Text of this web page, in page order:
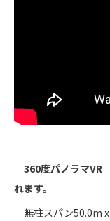
360度パノラマVR
れます。
無柱スパン50.0m